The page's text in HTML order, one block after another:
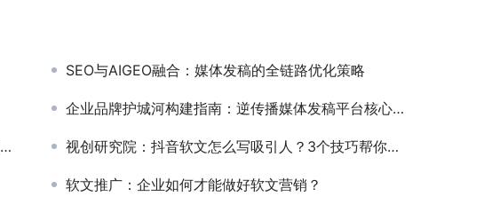
SEO与AIGEO融合：媒体发稿的全链路优化策略
企业品牌护城河构建指南：逆传播媒体发稿平台核心战略揭秘
视创研究院：抖音软文怎么写吸引人？3个技巧帮你轻松写解决
软文推广：企业如何才能做好软文营销？